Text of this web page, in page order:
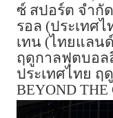
ซ์ สปอร์ต จำกัด
รอล (ประเทศไ
เทน (ไทยแลนด์
ฤดูกาลฟุตบอล
ประเทศไทย ฤ
BEYOND THE